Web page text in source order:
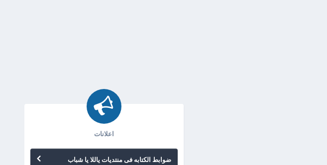
اعلانات
ضوابط الكتابه فى منتديات ياللا يا شباب